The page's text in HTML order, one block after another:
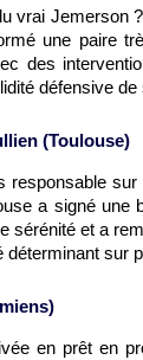
vrai Jemerson
une paire
des
défensive de
(Toulouse)
responsable
a signé une
sérénité et a
déterminant sur
en prêt en